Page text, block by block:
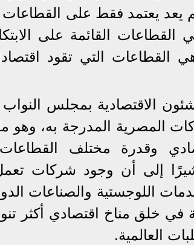
يعد يعتمد فقط على القطاعات
القائمة على
القطاعات التي تقود
الاقتصادية بمجلس
المصرية المدرجة به، وهو
وقدرة مختلف
إلى أن وجود شركات
اللوجستية والصناعات
في خلق مناخ اقتصادي أكثر
العالمية.